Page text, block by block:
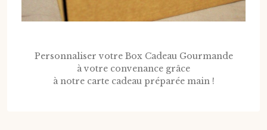
Personnaliser votre Box Cadeau Gourmande
à votre convenance grâce
à notre carte cadeau préparée main !